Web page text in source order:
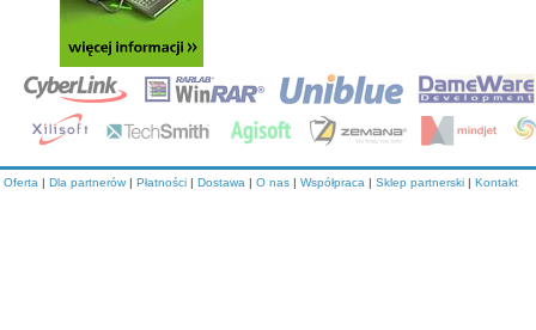
Oferta | Dla partnerów | Płatności | Dostawa | O nas | Współpraca | Sklep partnerski | Kontakt